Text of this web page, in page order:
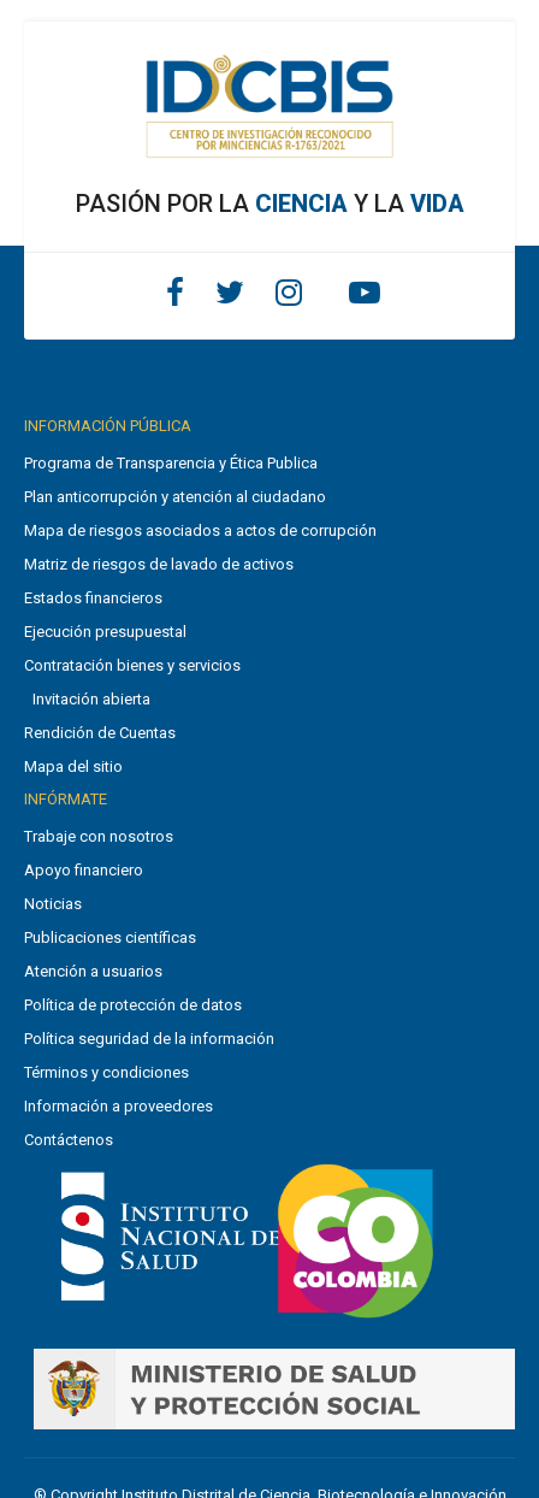
PASIÓN POR LA CIENCIA Y LA VIDA
INFORMACIÓN PÚBLICA
Programa de Transparencia y Ética Publica
Plan anticorrupción y atención al ciudadano
Mapa de riesgos asociados a actos de corrupción
Matriz de riesgos de lavado de activos
Estados financieros
Ejecución presupuestal
Contratación bienes y servicios
Invitación abierta
Rendición de Cuentas
Mapa del sitio
INFÓRMATE
Trabaje con nosotros
Apoyo financiero
Noticias
Publicaciones científicas
Atención a usuarios
Política de protección de datos
Política seguridad de la información
Términos y condiciones
Información a proveedores
Contáctenos